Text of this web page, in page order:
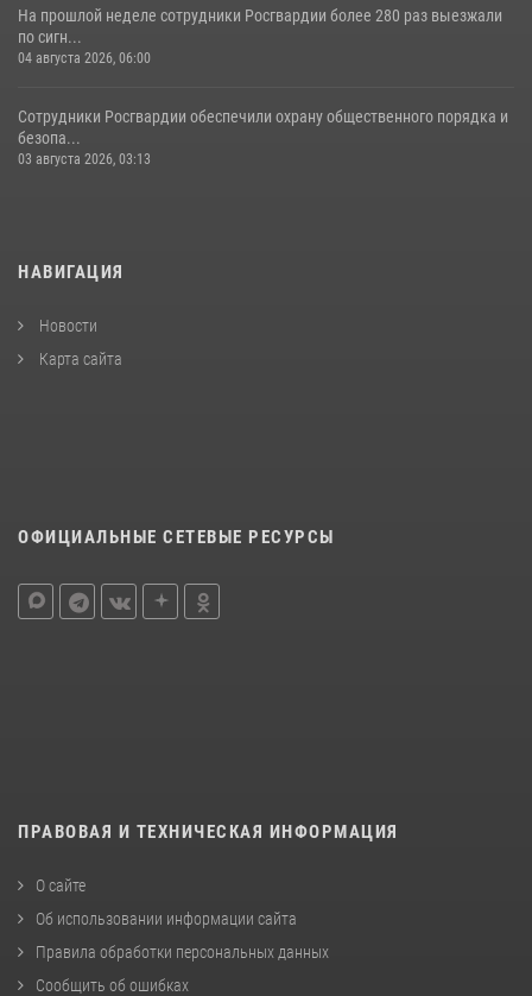
На прошлой неделе сотрудники Росгвардии более 280 раз выезжали
по сигн...
04 августа 2026, 06:00
Сотрудники Росгвардии обеспечили охрану общественного порядка и
безопа...
03 августа 2026, 03:13
НАВИГАЦИЯ
Новости
Карта сайта
ОФИЦИАЛЬНЫЕ СЕТЕВЫЕ РЕСУРСЫ
ПРАВОВАЯ И ТЕХНИЧЕСКАЯ ИНФОРМАЦИЯ
О сайте
Об использовании информации сайта
Правила обработки персональных данных
Сообщить об ошибках